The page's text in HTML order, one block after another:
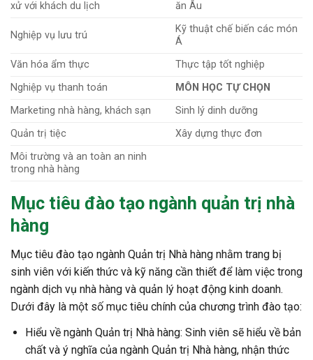
xử với khách du lịch
ăn Âu
Nghiệp vụ lưu trú
Kỹ thuật chế biến các món
Á
Văn hóa ẩm thực
Thực tập tốt nghiệp
Nghiệp vụ thanh toán
MÔN HỌC TỰ CHỌN
Marketing nhà hàng, khách sạn
Sinh lý dinh dưỡng
Quản trị tiệc
Xây dựng thực đơn
Môi trường và an toàn an ninh
trong nhà hàng
Mục tiêu đào tạo ngành quản trị nhà
hàng
Mục tiêu đào tạo ngành Quản trị Nhà hàng nhằm trang bị
sinh viên với kiến thức và kỹ năng cần thiết để làm việc trong
ngành dịch vụ nhà hàng và quản lý hoạt động kinh doanh.
Dưới đây là một số mục tiêu chính của chương trình đào tạo:
Hiểu về ngành Quản trị Nhà hàng: Sinh viên sẽ hiểu về bản
chất và ý nghĩa của ngành Quản trị Nhà hàng, nhận thức